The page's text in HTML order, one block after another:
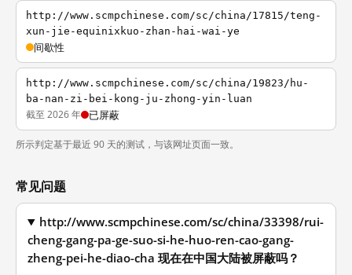
http://www.scmpchinese.com/sc/china/17815/teng-
xun-jie-equinixkuo-zhan-hai-wai-ye
间歇性
http://www.scmpchinese.com/sc/china/19823/hu-
ba-nan-zi-bei-kong-ju-zhong-yin-luan
截至 2026 年 已屏蔽
所示判定基于最近 90 天的测试，与该网址页面一致。
常见问题
http://www.scmpchinese.com/sc/china/33398/rui-
cheng-gang-pa-ge-suo-si-he-huo-ren-cao-gang-
zheng-pei-he-diao-cha 现在在中国大陆被屏蔽吗？